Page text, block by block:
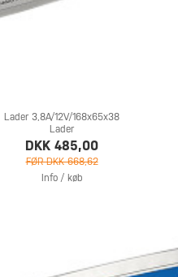
Lader 3,8A/12V/168x65x38
Lader
DKK 485,00
FØR DKK 668,62
Info / køb